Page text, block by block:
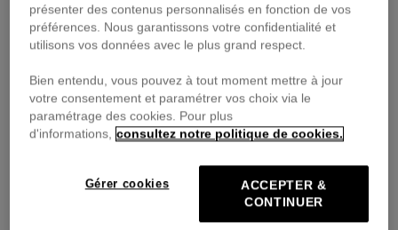
Payez en 4 fois sans frais avec
🔒Paiement sécurisé & retours faciles
DESCRIPTION
COMPOSITION
présenter des contenus personnalisés en fonction de vos
préférences. Nous garantissons votre confidentialité et
utilisons vos données avec le plus grand respect.
Bien entendu, vous pouvez à tout moment mettre à jour
votre consentement et paramétrer vos choix via le
paramétrage des cookies. Pour plus
d'informations, consultez notre politique de cookies.
Gérer cookies
ACCEPTER &
CONTINUER